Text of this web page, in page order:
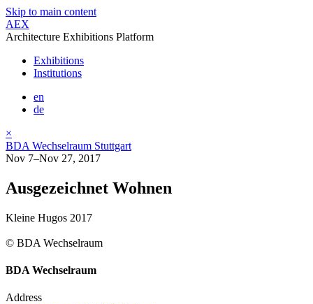
Skip to main content
AEX
Architecture Exhibitions Platform
Exhibitions
Institutions
en
de
×
BDA Wechselraum Stuttgart
Nov 7–Nov 27, 2017
Ausgezeichnet Wohnen
Kleine Hugos 2017
© BDA Wechselraum
BDA Wechselraum
Address